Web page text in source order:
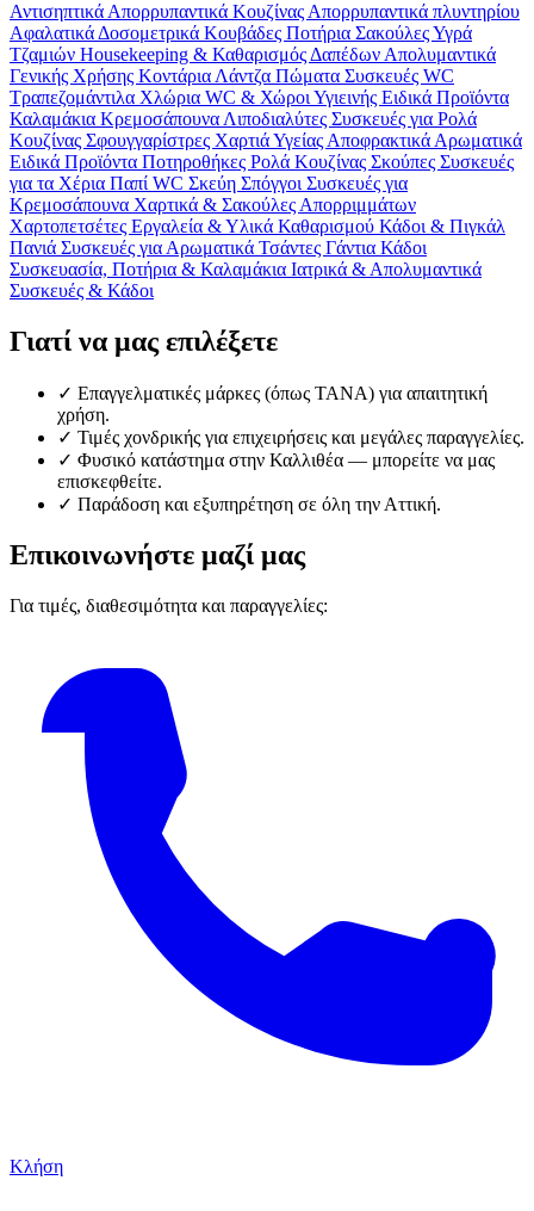
Αντισηπτικά Απορρυπαντικά Κουζίνας Απορρυπαντικά πλυντηρίου
Αφαλατικά Δοσομετρικά Κουβάδες Ποτήρια ΣακούλεςΥγρά
Τζαμιών Housekeeping & Καθαρισμός Δαπέδων Απολυμαντικά
Γενικής Χρήσης Κοντάρια Λάντζα Πώματα Συσκευές WC
Τραπεζομάντιλα Χλώρια WC & Χώροι Υγιεινής Ειδικά Προϊόντα
Καλαμάκια Κρεμοσάπουνα Λιποδιαλύτες Συσκευές για Ρολά
Κουζίνας Σφουγγαρίστρες Χαρτιά Υγείας Αποφρακτικά Αρωματικά
Ειδικά Προϊόντα Ποτηροθήκες Ρολά Κουζίνας Σκούπες Συσκευές
για τα Χέρια Παπί WC Σκεύη Σπόγγοι Συσκευές για
Κρεμοσάπουνα Χαρτικά & Σακούλες Απορριμμάτων
Χαρτοπετσέτες Εργαλεία & Υλικά Καθαρισμού Κάδοι & Πιγκάλ
Πανιά Συσκευές για Αρωματικά Τσάντες Γάντια Κάδοι
Συσκευασία, Ποτήρια & Καλαμάκια Ιατρικά & Απολυμαντικά
Συσκευές & Κάδοι
Γιατί να μας επιλέξετε
✓ Επαγγελματικές μάρκες (όπως TANA) για απαιτητική
χρήση.
✓ Τιμές χονδρικής για επιχειρήσεις και μεγάλες παραγγελίες.
✓ Φυσικό κατάστημα στην Καλλιθέα — μπορείτε να μας
επισκεφθείτε.
✓ Παράδοση και εξυπηρέτηση σε όλη την Αττική.
Επικοινωνήστε μαζί μας
Για τιμές, διαθεσιμότητα και παραγγελίες:
Κλήση